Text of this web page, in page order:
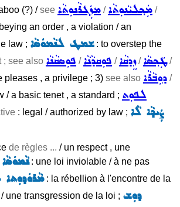
(?) /see ܡܙܲܓܪܵܢܘܼܬܵܐ /ܡܲܟ݂ܠܝܵܢܘܼܬܵܐ /
an order , a violation / an
law ; ܫܡܛ ܠܢܵܡܘܿܣܵܐ: to overstep the
; see also ܦܘܼܣܩܵܢܵܐ /ܦܘܼܩܕܵܢܵܐ /ܙܸܕܩܵܐ/ܛܲܟ݂ܣܵܐ/
pleases , a privilege ; 3) see also ܕܘܼܒܵܪܵܐ /
a basic tenet , a standard ; ܠܦܘܼܬ
: legal / authorized by law ; ܨܲܝܕܵܐ ܠܵܐ
de règles ... / un respect , une
: une loi inviolable / à ne pas
: la rébellion à l'encontre de la
une transgression de la loi ; ܕܘܼܫ